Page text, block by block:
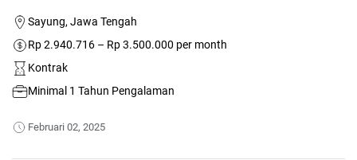
Sayung, Jawa Tengah
Rp 2.940.716 – Rp 3.500.000 per month
Kontrak
Minimal 1 Tahun Pengalaman
Februari 02, 2025